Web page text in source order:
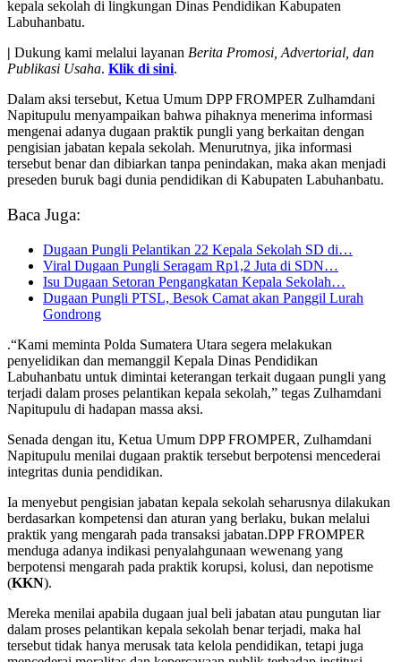
kepala sekolah di lingkungan Dinas Pendidikan Kabupaten
Labuhanbatu.
| Dukung kami melalui layanan Berita Promosi, Advertorial, dan
Publikasi Usaha. Klik di sini.
Dalam aksi tersebut, Ketua Umum DPP FROMPER Zulhamdani
Napitupulu menyampaikan bahwa pihaknya menerima informasi
mengenai adanya dugaan praktik pungli yang berkaitan dengan
pengisian jabatan kepala sekolah. Menurutnya, jika informasi
tersebut benar dan dibiarkan tanpa penindakan, maka akan menjadi
preseden buruk bagi dunia pendidikan di Kabupaten Labuhanbatu.
Baca Juga:
Dugaan Pungli Pelantikan 22 Kepala Sekolah SD di…
Viral Dugaan Pungli Seragam Rp1,2 Juta di SDN…
Isu Dugaan Setoran Pengangkatan Kepala Sekolah…
Dugaan Pungli PTSL, Besok Camat akan Panggil Lurah
Gondrong
.“Kami meminta Polda Sumatera Utara segera melakukan
penyelidikan dan memanggil Kepala Dinas Pendidikan
Labuhanbatu untuk dimintai keterangan terkait dugaan pungli yang
terjadi dalam proses pelantikan kepala sekolah,” tegas Zulhamdani
Napitupulu di hadapan massa aksi.
Senada dengan itu, Ketua Umum DPP FROMPER, Zulhamdani
Napitupulu menilai dugaan praktik tersebut berpotensi mencederai
integritas dunia pendidikan.
Ia menyebut pengisian jabatan kepala sekolah seharusnya dilakukan
berdasarkan kompetensi dan aturan yang berlaku, bukan melalui
praktik yang mengarah pada transaksi jabatan.DPP FROMPER
menduga adanya indikasi penyalahgunaan wewenang yang
berpotensi mengarah pada praktik korupsi, kolusi, dan nepotisme
(KKN).
Mereka menilai apabila dugaan jual beli jabatan atau pungutan liar
dalam proses pelantikan kepala sekolah benar terjadi, maka hal
tersebut tidak hanya merusak tata kelola pendidikan, tetapi juga